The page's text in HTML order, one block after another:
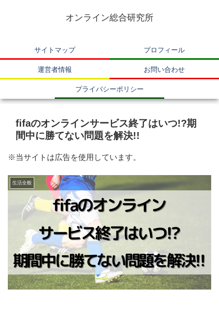
オンライン総合研究所
サイトマップ プロフィール
運営者情報 お問い合わせ
プライバシーポリシー
fifaのオンラインサービス終了はいつ!?期
間中に勝てない問題を解決!!
※当サイトは広告を使用しています。
生活全般